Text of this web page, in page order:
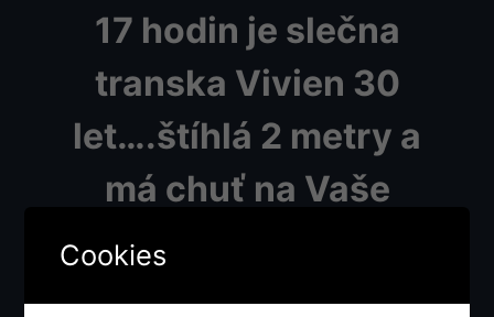
17 hodin je slečna
transka Vivien 30
let….štíhlá 2 metry a
má chuť na Vaše
čuráky a bude do 21
hodin
Cookies